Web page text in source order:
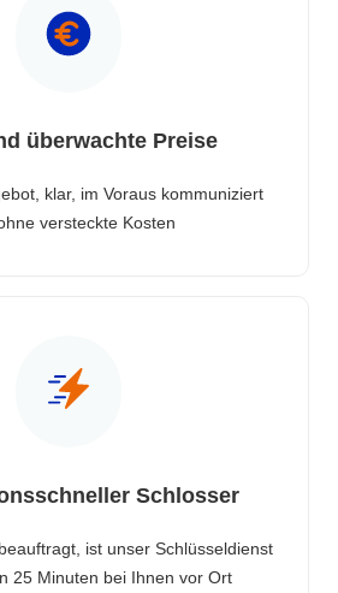
überwachte Preise
klar, im Voraus kommuniziert
versteckte Kosten
Schlosser
ist unser Schlüsseldienst
25 Minuten bei Ihnen vor Ort